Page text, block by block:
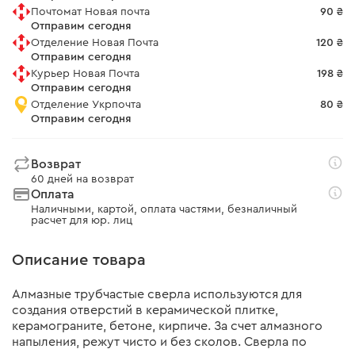
Почтомат Новая почта
Отправим сегодня
90 ₴
Отделение Новая Почта
Отправим сегодня
120 ₴
Курьер Новая Почта
Отправим сегодня
198 ₴
Отделение Укрпочта
Отправим сегодня
80 ₴
Возврат
60 дней на возврат
Оплата
Наличными, картой, оплата частями, безналичный
расчет для юр. лиц
Описание товара
Алмазные трубчастые сверла используются для
создания отверстий в керамической плитке,
керамограните, бетоне, кирпиче. За счет алмазного
напыления, режут чисто и без сколов. Сверла по